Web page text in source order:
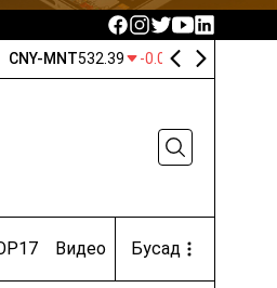
Exclusively
CNY-MNT532.39 -0.03%
Видео Бусад